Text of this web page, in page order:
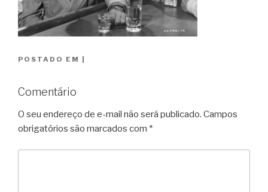
POSTADO EM
Comentário
O seu endereço de e-mail não será publicado. Campos
obrigatórios são marcados com *